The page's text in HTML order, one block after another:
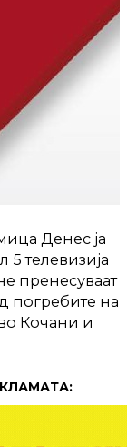
Денес ја
5 телевизија
пренесуваат
погребите на
Кочани и